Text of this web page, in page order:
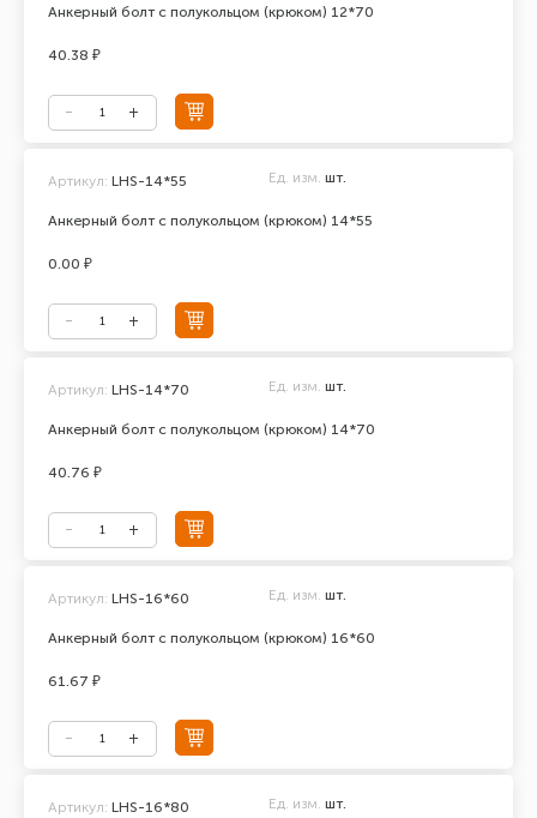
Анкерный болт с полукольцом (крюком) 12*70
40.38 ₽
Анкерный болт с полукольцом (крюком) 14*55
Артикул: LHS-14*55 Ед. изм. шт.
0.00 ₽
Анкерный болт с полукольцом (крюком) 14*70
Артикул: LHS-14*70 Ед. изм. шт.
40.76 ₽
Анкерный болт с полукольцом (крюком) 16*60
Артикул: LHS-16*60 Ед. изм. шт.
61.67 ₽
Артикул: LHS-16*80 Ед. изм. шт.